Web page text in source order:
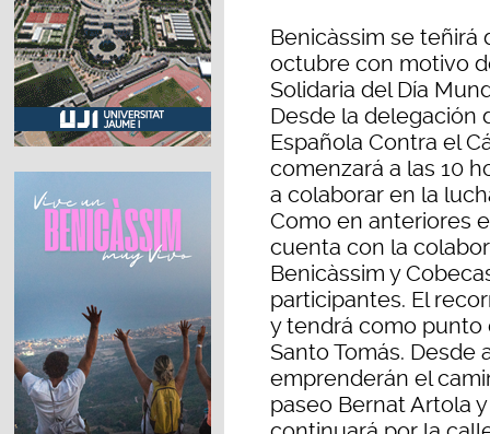
Benicàssim se teñirá
octubre con motivo
Solidaria del Día
Desde la delegación
Española Contra el
comenzará a las 10
a colaborar en la
Como en anteriores
cuenta con la
Benicàssim y
participantes. El
y tendrá como punto
Santo Tomás. Desde
emprenderán el
paseo Bernat Artola